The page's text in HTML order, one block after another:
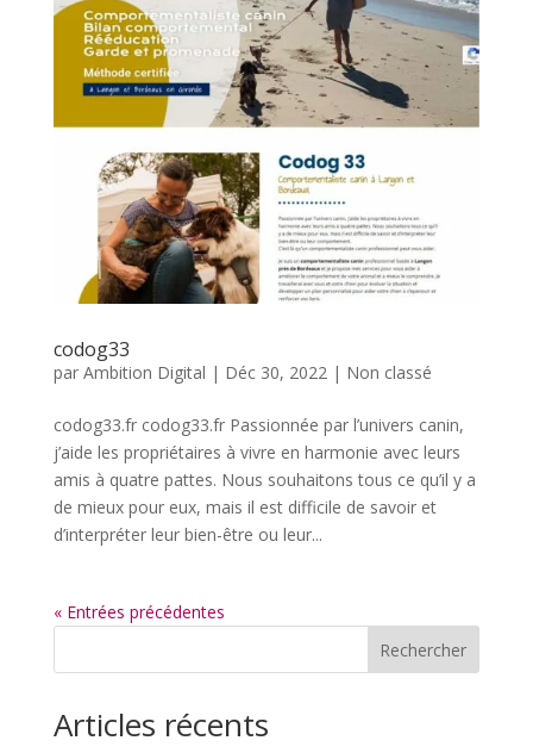
codog33
par Ambition Digital | Déc 30, 2022| Non classé
codog33.fr codog33.fr Passionnée par l’univers canin,
j’aide les propriétaires à vivre en harmonie avec leurs
amis à quatre pattes. Nous souhaitons tous ce qu’il y a
de mieux pour eux, mais il est difficile de savoir et
d’interpréter leur bien-être ou leur...
« Entrées précédentes
Rechercher
Articles récents